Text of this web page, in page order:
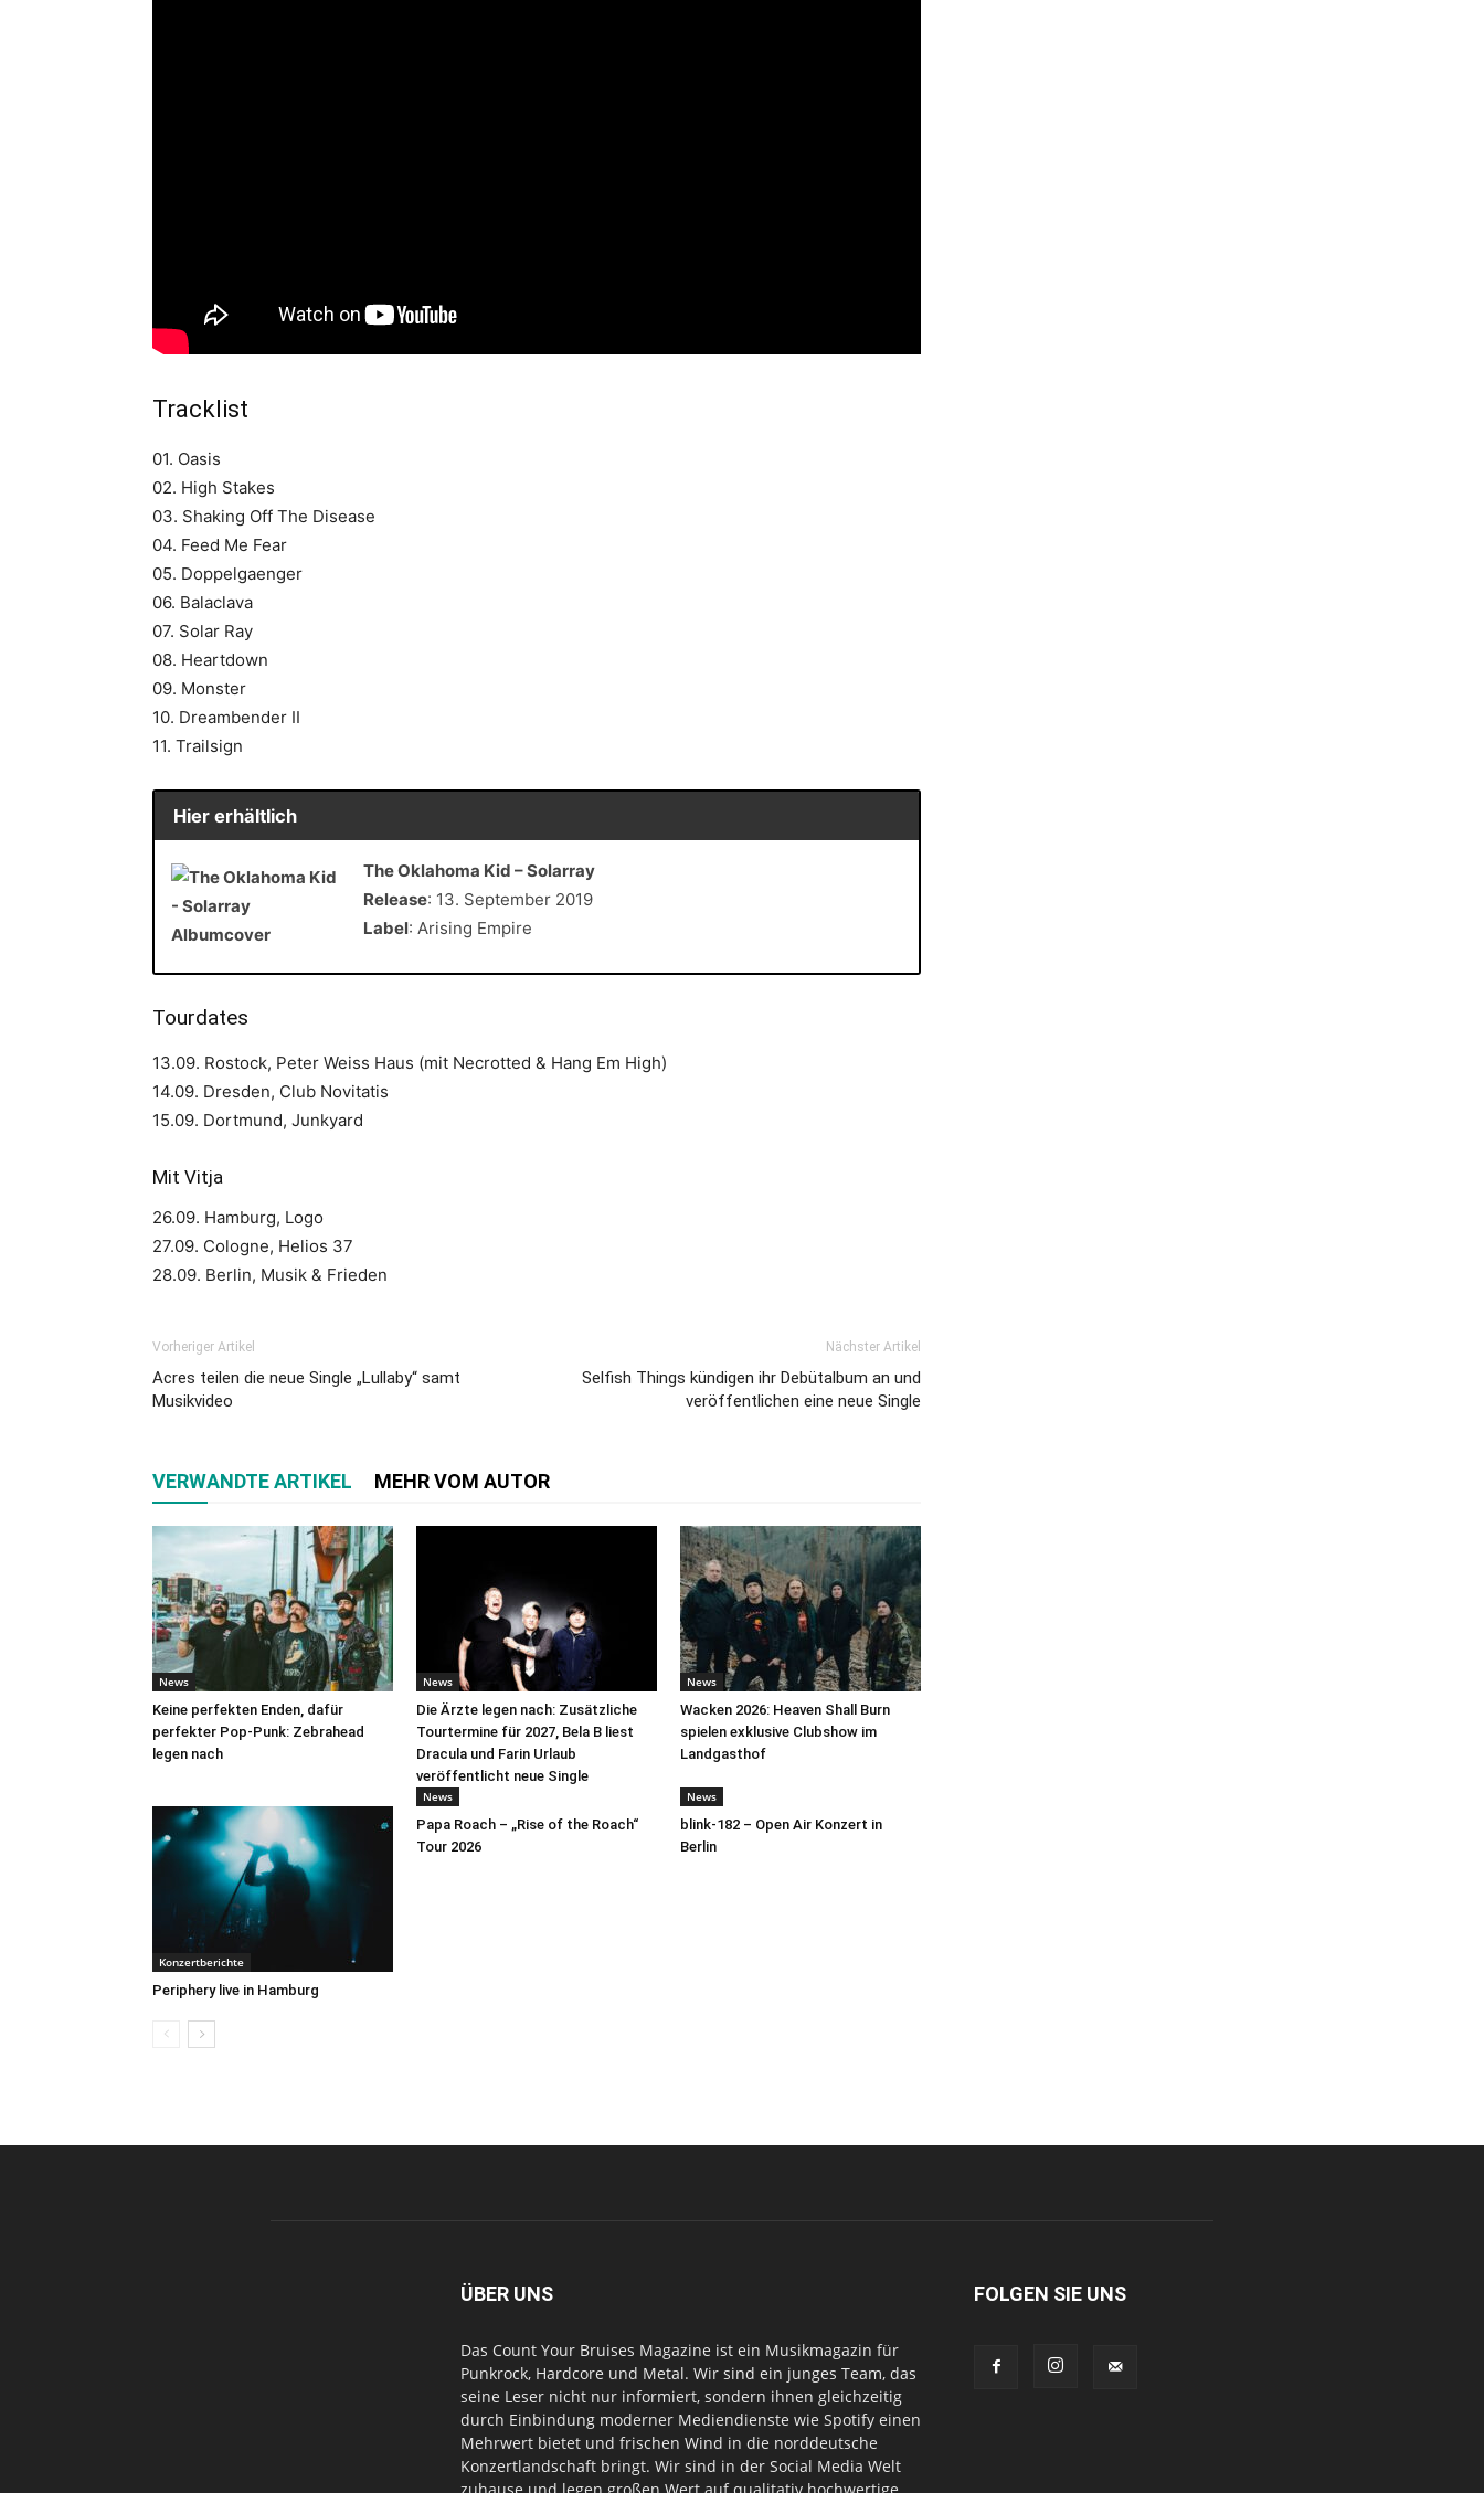
Tracklist
01. Oasis
02. High Stakes
03. Shaking Off The Disease
04. Feed Me Fear
05. Doppelgaenger
06. Balaclava
07. Solar Ray
08. Heartdown
09. Monster
10. Dreambender II
11. Trailsign
Hier erhältlich
The Oklahoma Kid – Solarray
Release: 13. September 2019
Label: Arising Empire
Tourdates
13.09. Rostock, Peter Weiss Haus (mit Necrotted & Hang Em High)
14.09. Dresden, Club Novitatis
15.09. Dortmund, Junkyard
Mit Vitja
26.09. Hamburg, Logo
27.09. Cologne, Helios 37
28.09. Berlin, Musik & Frieden
Vorheriger Artikel
Acres teilen die neue Single „Lullaby“ samt
Musikvideo
Nächster Artikel
Selfish Things kündigen ihr Debütalbum an und
veröffentlichen eine neue Single
VERWANDTE ARTIKEL MEHR VOM AUTOR
News
Keine perfekten Enden, dafür
perfekter Pop-Punk: Zebrahead
legen nach
News
Die Ärzte legen nach: Zusätzliche
Tourtermine für 2027, Bela B liest
Dracula und Farin Urlaub
veröffentlicht neue Single
News
Wacken 2026: Heaven Shall Burn
spielen exklusive Clubshow im
Landgasthof
Konzertberichte
Periphery live in Hamburg
News
Papa Roach – „Rise of the Roach“
Tour 2026
News
blink-182 – Open Air Konzert in
Berlin
ÜBER UNS
Das Count Your Bruises Magazine ist ein Musikmagazin für
Punkrock, Hardcore und Metal. Wir sind ein junges Team, das
seine Leser nicht nur informiert, sondern ihnen gleichzeitig
durch Einbindung moderner Mediendienste wie Spotify einen
Mehrwert bietet und frischen Wind in die norddeutsche
Konzertlandschaft bringt. Wir sind in der Social Media Welt
FOLGEN SIE UNS